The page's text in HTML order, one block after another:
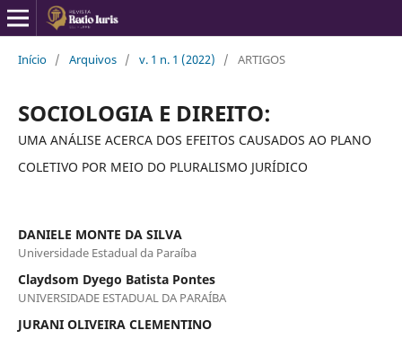
Início / Arquivos / v. 1 n. 1 (2022) / ARTIGOS
SOCIOLOGIA E DIREITO:
UMA ANÁLISE ACERCA DOS EFEITOS CAUSADOS AO PLANO
COLETIVO POR MEIO DO PLURALISMO JURÍDICO
DANIELE MONTE DA SILVA
Universidade Estadual da Paraíba
Claydsom Dyego Batista Pontes
UNIVERSIDADE ESTADUAL DA PARAÍBA
JURANI OLIVEIRA CLEMENTINO